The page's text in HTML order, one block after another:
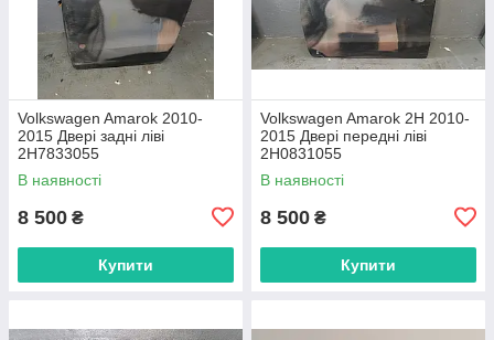
Volkswagen Amarok 2010-
2015 Двері задні ліві
2H7833055
В наявності
8 500 ₴
Купити
Volkswagen Amarok 2H 2010-
2015 Двері передні ліві
2H0831055
В наявності
8 500 ₴
Купити